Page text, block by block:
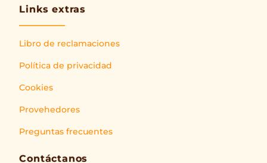
Links extras
Libro de reclamaciones
Política de privacidad
Cookies
Provehedores
Preguntas frecuentes
Contáctanos